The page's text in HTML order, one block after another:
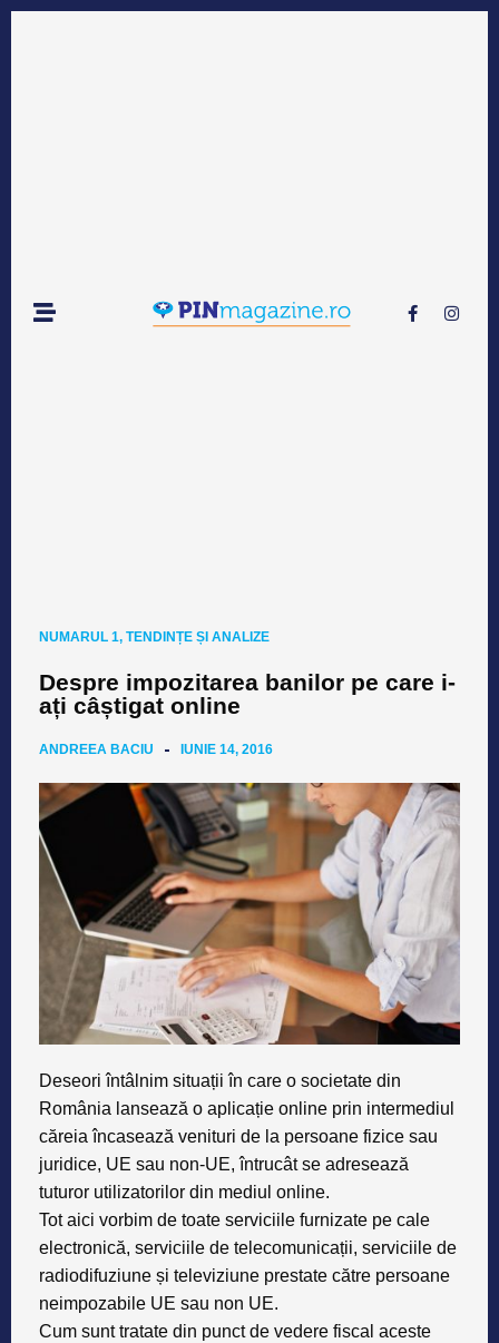
NUMARUL 1, TENDINȚE ȘI ANALIZE
Despre impozitarea banilor pe care i-
ați câștigat online
ANDREEA BACIU IUNIE 14, 2016
Deseori întâlnim situații în care o societate din
România lansează o aplicație online prin intermediul
căreia încasează venituri de la persoane fizice sau
juridice, UE sau non-UE, întrucât se adresează
tuturor utilizatorilor din mediul online.
Tot aici vorbim de toate serviciile furnizate pe cale
electronică, serviciile de telecomunicații, serviciile de
radiodifuziune și televiziune prestate către persoane
neimpozabile UE sau non UE.
Cum sunt tratate din punct de vedere fiscal aceste